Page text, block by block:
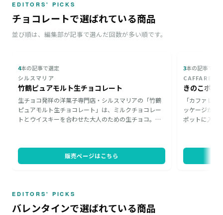
EDITORS' PICKS
チョコレートで選ばれている商品
並び順は、編集部が記事で選んだ回数が多い順です。
4本の記事で選定
シルスマリア
竹鶴ピュアモルト生チョコレート
生チョコ発祥の洋菓子専門店・シルスマリアの「竹鶴
ピュアモルト生チョコレート」は、ミルクチョコレー
トとウイスキーを合わせた大人のための生チョコ。リ
で、お酒が好きな方や甘いもの好きのお父さんへのギ
フトにおすすめです。販売ページはこちら
3本の記事で選
CAFFAREL
きのこポッ
「カファレ
ッケージが自
ポットに入っ
アになるデザ
EDITORS' PICKS
バレンタインで選ばれている商品